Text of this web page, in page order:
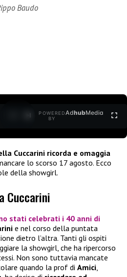
Baudo
POWERED
BY
AdhubMedia
Cuccarini ricorda e omaggia
lo scorso 17 agosto. Ecco
della showgirl.
Cuccarini
stati celebrati i 40 anni di
e nel corso della puntata
dietro l’altra. Tanti gli ospiti
la showgirl, che ha ripercorso
Non sono tuttavia mancate
quando la prof di Amici,